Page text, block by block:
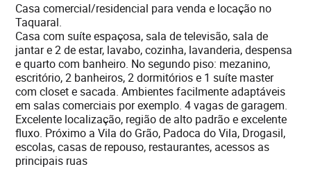
Casa comercial/residencial para venda e locação no
Taquaral.
Casa com suíte espaçosa, sala de televisão, sala de
jantar e 2 de estar, lavabo, cozinha, lavanderia, despensa
e quarto com banheiro. No segundo piso: mezanino,
escritório, 2 banheiros, 2 dormitórios e 1 suíte master
com closet e sacada. Ambientes facilmente adaptáveis
em salas comerciais por exemplo. 4 vagas de garagem.
Excelente localização, região de alto padrão e excelente
fluxo. Próximo a Vila do Grão, Padoca do Vila, Drogasil,
escolas, casas de repouso, restaurantes, acessos as
principais ruas